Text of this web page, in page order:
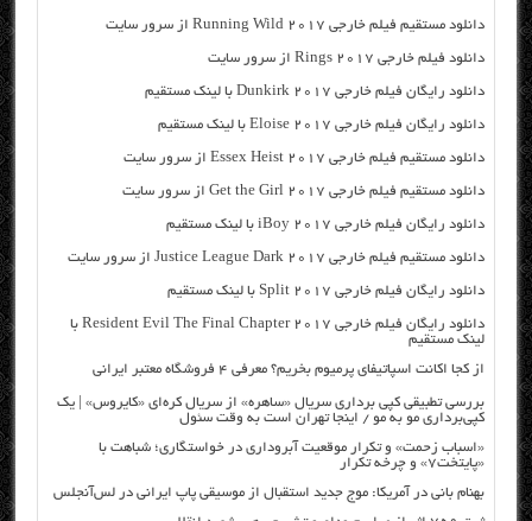
دانلود مستقیم فیلم خارجی Running Wild 2017 از سرور سایت
دانلود فیلم خارجی Rings 2017 از سرور سایت
دانلود رایگان فیلم خارجی Dunkirk 2017 با لینک مستقیم
دانلود رایگان فیلم خارجی Eloise 2017 با لینک مستقیم
دانلود مستقیم فیلم خارجی Essex Heist 2017 از سرور سایت
دانلود مستقیم فیلم خارجی Get the Girl 2017 از سرور سایت
دانلود رایگان فیلم خارجی iBoy 2017 با لینک مستقیم
دانلود مستقیم فیلم خارجی Justice League Dark 2017 از سرور سایت
دانلود رایگان فیلم خارجی Split 2017 با لینک مستقیم
دانلود رایگان فیلم خارجی Resident Evil The Final Chapter 2017 با
لینک مستقیم
از کجا اکانت اسپاتیفای پرمیوم بخریم؟ معرفی ۴ فروشگاه معتبر ایرانی
بررسی تطبیقی کپی برداری سریال «ساهره» از سریال کره‌ای «کایروس» | یک
کپی‌برداری مو به مو / اینجا تهران است به وقت سئول
«اسباب زحمت» و تکرار موقعیت آبروداری در خواستگاری؛ شباهت با
«پایتخت۷» و چرخه تکرار
بهنام بانی در آمریکا: موج جدید استقبال از موسیقی پاپ ایرانی در لس‌آنجلس